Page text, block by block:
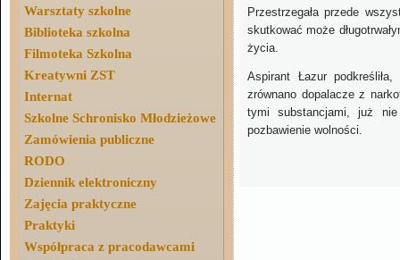
Warsztaty szkolne
Biblioteka szkolna
Filmoteka Szkolna
Kreatywni ZST
Internat
Szkolne Schronisko Młodzieżowe
Zamówienia publiczne
RODO
Dziennik elektroniczny
Zajęcia praktyczne
Praktyki
Współpraca z pracodawcami
Przestrzegała przede
skutkować może
życia.
Aspirant Łazur
zrównano dopalacze z
tymi substancjami, już
pozbawienie wolności.